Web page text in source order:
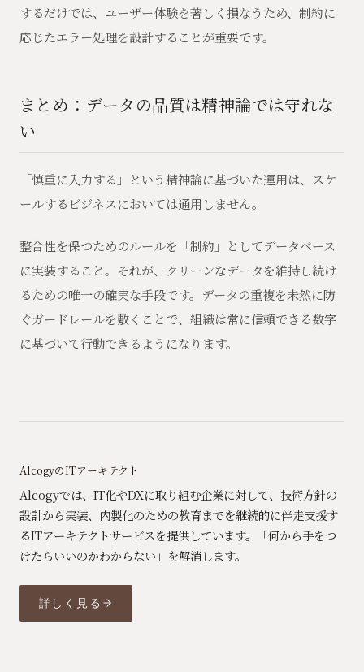
するだけでは、ユーザー体験を著しく損なうため、制約に
応じたエラー処理を設計することが重要です。
まとめ：データの品質は精神論では守れな
い
「慎重に入力する」という精神論に基づいた運用は、スケ
ールするビジネスにおいては通用しません。
整合性を保つためのルールを「制約」としてデータベース
に実装すること。それが、クリーンなデータを維持し続け
るための唯一の確実な手段です。データの重複を未然に防
ぐガードレールを敷くことで、組織は常に信頼できる数字
に基づいて行動できるようになります。
AlcogyのITアーキテクト
Alcogyでは、IT化やDXに取り組む企業に対して、技術方針の
設計から実装、内製化のための教育までを継続的に伴走支援す
るITアーキテクトサービスを提供しています。「何から手をつ
けたらいいのかわからない」を解消します。
詳しく見る